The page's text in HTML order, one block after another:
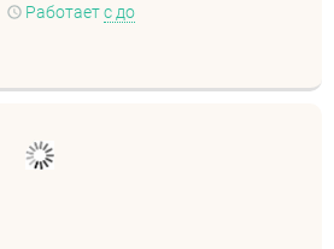
Работает с до